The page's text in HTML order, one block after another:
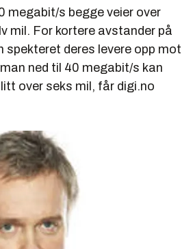
megabit/s begge veier over
mil. For kortere avstander på
spekteret deres levere opp mot
ned til 40 megabit/s kan
over seks mil, får digi.no